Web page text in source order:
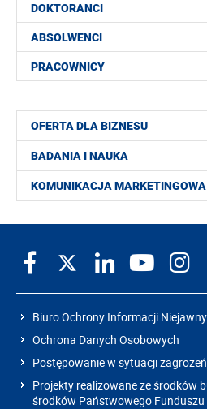
DOKTORANCI
ABSOLWENCI
PRACOWNICY
OFERTA DLA BIZNESU
BADANIA I NAUKA
KOMUNIKACJA MARKETINGOWA
Biuro Ochrony Informacji
Ochrona Danych Osobowych
Postępowanie w sytuacji zagrożeń
Projekty realizowane ze środków
środków Państwowego Funduszu